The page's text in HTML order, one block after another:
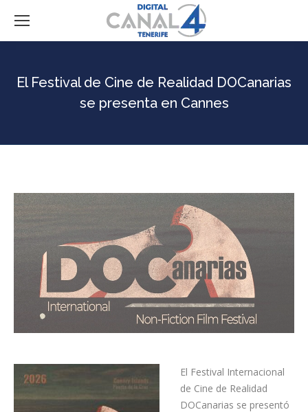
El Festival de Cine de Realidad DOCanarias
se presenta en Cannes
El Festival Internacional
de Cine de Realidad
DOCanarias se presentó